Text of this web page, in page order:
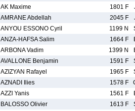
AK Maxime 1801 F
AMRANE Abdellah 2045 F
ANYOU ESSONO Cyril 1199 N
ANZA-HAFSA Salim 1664 F
ARBONA Vadim 1399 N
AVALLONE Benjamin 1591 F
AZIZYAN Rafayel 1965 F
AZNADI Ilies 1578 F
AZZI Yanis 1561 F
BALOSSO Olivier 1613 F